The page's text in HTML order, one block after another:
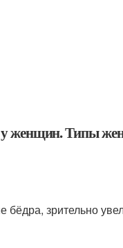
зрительно